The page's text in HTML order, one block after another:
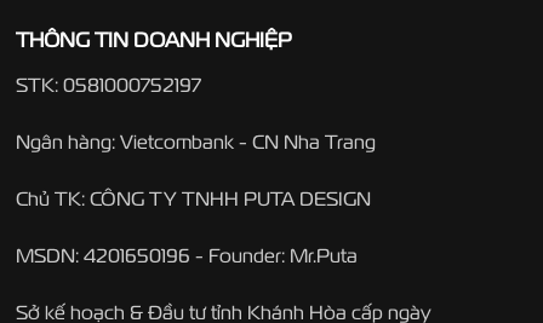
THÔNG TIN DOANH NGHIỆP
STK: 0581000752197
Ngân hàng: Vietcombank - CN Nha Trang
Chủ TK: CÔNG TY TNHH PUTA DESIGN
MSDN: 4201650196 - Founder: Mr.Puta
Sở kế hoạch & Đầu tư tỉnh Khánh Hòa cấp ngày